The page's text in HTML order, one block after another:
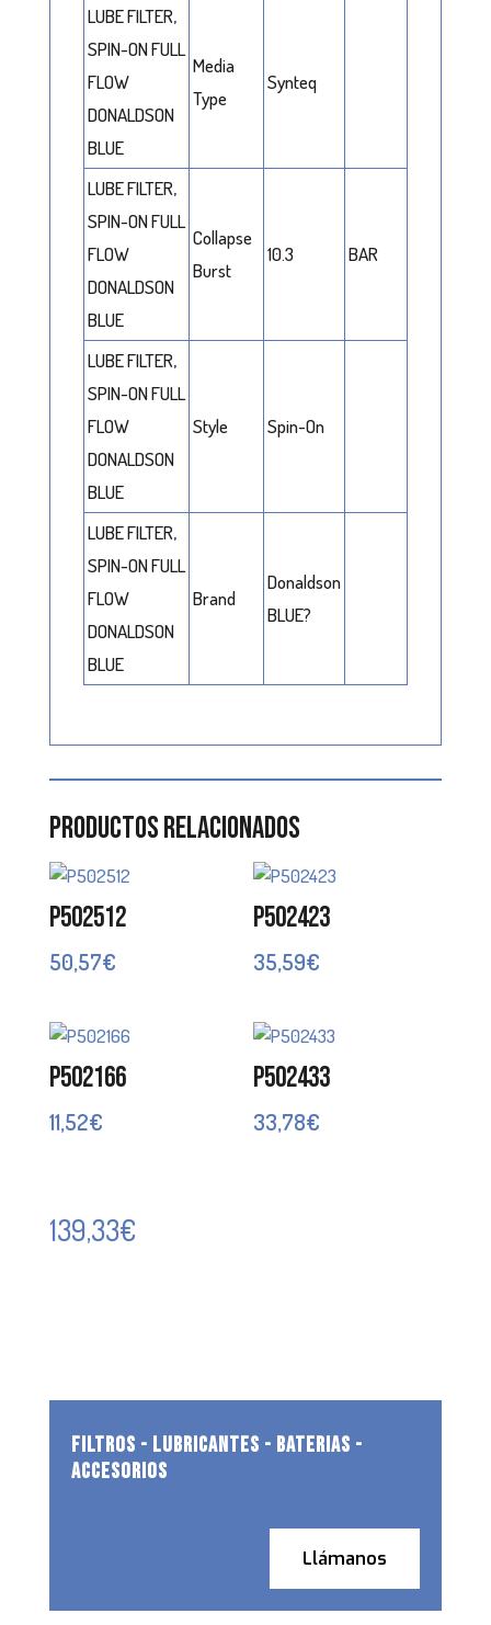
LUBE FILTER,
SPIN-ON FULL
FLOW
DONALDSON
BLUE
Media
Type
Synteq
LUBE FILTER,
SPIN-ON FULL
FLOW
DONALDSON
BLUE
Collapse
Burst
10.3 BAR
LUBE FILTER,
SPIN-ON FULL
FLOW
DONALDSON
BLUE
Style Spin-On
LUBE FILTER,
SPIN-ON FULL
FLOW
DONALDSON
BLUE
Brand
Donaldson
BLUE?
Productos relacionados
P502512
50,57€
P502423
35,59€
P502166
11,52€
P502433
33,78€
139,33€
FILTROS - LUBRICANTES - BATERIAS -
ACCESORIOS
Llámanos